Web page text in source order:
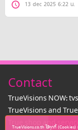
13 dec 2025 6:22 น.
Contact
TrueVisions NOW:
TrueVisions and
True shop and
TrueVisions.co.th ใช้คุกกี้ (Cookies)